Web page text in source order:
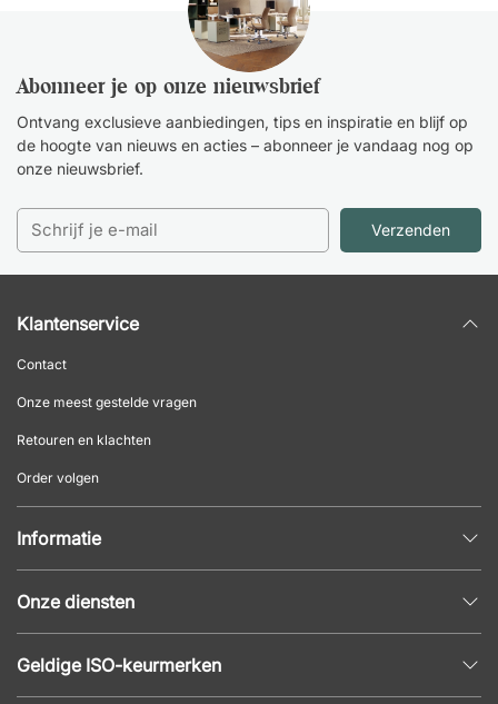
Abonneer je op onze nieuwsbrief
Ontvang exclusieve aanbiedingen, tips en inspiratie en blijf op
de hoogte van nieuws en acties – abonneer je vandaag nog op
onze nieuwsbrief.
Verzenden
Klantenservice
Contact
Onze meest gestelde vragen
Retouren en klachten
Order volgen
Informatie
Populaire pagina's
Onze diensten
Kantoormeubilair offerte
Geldige ISO-keurmerken